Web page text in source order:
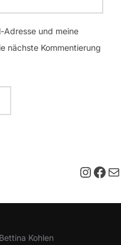
Adresse und meine
nächste Kommentierung
E-
Kohlen